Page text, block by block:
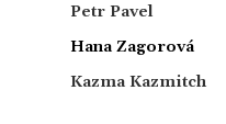
Petr Pavel
Hana Zagorová
Kazma Kazmitch